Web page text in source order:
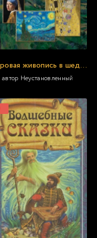
Мировая живопись в шедеврах
автор Неустановленный